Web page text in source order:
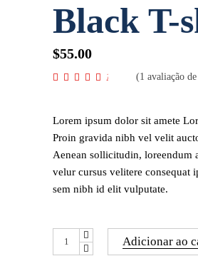
Black T-
$55.00
Avaliado
em
1
avaliação
de cliente
(1 avaliação
Lorem ipsum dolor sit amete
Proin gravida nibh vel velit
Aenean sollicitudin, loreendum
velur cursus velitere consequat
sem nibh id elit vulputate.
Adicionar ao